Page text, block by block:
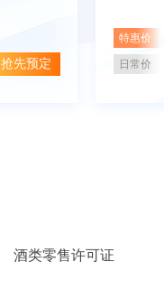
抢先预定
特惠价
日常价
酒类零售许可证